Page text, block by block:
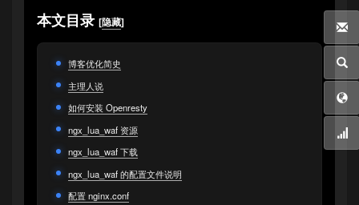
本文目录 [隐藏]
博客优化简史
主理人说
如何安装 Openresty
ngx_lua_waf 资源
ngx_lua_waf 下载
ngx_lua_waf 的配置文件说明
配置 nginx.conf